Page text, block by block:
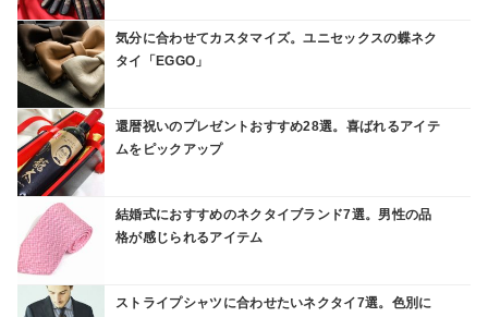
気分に合わせてカスタマイズ。ユニセックスの蝶ネク
タイ「EGGO」
還暦祝いのプレゼントおすすめ28選。喜ばれるアイテ
ムをピックアップ
結婚式におすすめのネクタイブランド7選。男性の品
格が感じられるアイテム
ストライプシャツに合わせたいネクタイ7選。色別に